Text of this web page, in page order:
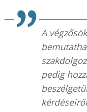
A
pedig